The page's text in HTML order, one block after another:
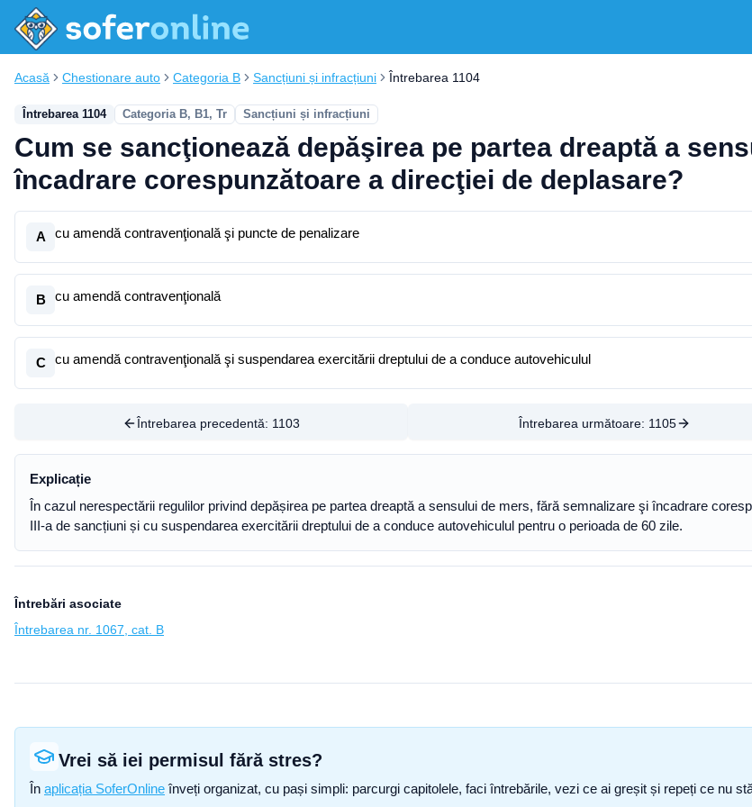
Acasă Chestionare auto Categoria B Sancțiuni și infracțiuni Întrebarea 1104
Întrebarea 1104 Categoria B, B1, Tr Sancțiuni și infracțiuni
Cum se sancţionează depăşirea pe partea dreaptă a
încadrare corespunzătoare a direcţiei de deplasare?
A cu amendă contravenţională şi puncte de penalizare
B cu amendă contravenţională
C cu amendă contravenţională şi suspendarea exercitării dreptului de a conduce autovehiculul
Întrebarea precedentă: 1103 Întrebarea următoare: 1105
Explicație
În cazul nerespectării regulilor privind depășirea pe partea dreaptă a sensului de mers, fără semnalizare şi încadrare
III-a de sancțiuni și cu suspendarea exercitării dreptului de a conduce autovehiculul pentru o perioada de 60 zile.
Întrebări asociate
Întrebarea nr. 1067, cat. B
Vrei să iei permisul fără stres?
În aplicația SoferOnline înveți organizat, cu pași simpli: parcurgi capitolele, faci întrebările, vezi ce ai greșit și repeți ce nu